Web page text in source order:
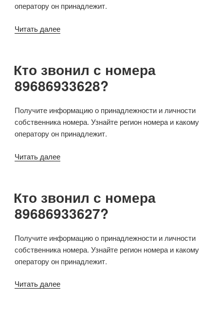
оператору он принадлежит.
Читать далее
Кто звонил с номера
89686933628?
Получите информацию о принадлежности и личности
собственника номера. Узнайте регион номера и какому
оператору он принадлежит.
Читать далее
Кто звонил с номера
89686933627?
Получите информацию о принадлежности и личности
собственника номера. Узнайте регион номера и какому
оператору он принадлежит.
Читать далее